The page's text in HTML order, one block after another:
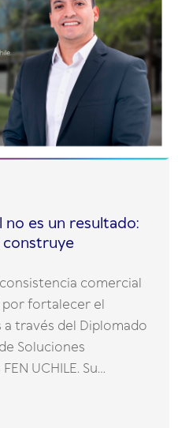
no es un resultado:
construye
comercial
por fortalecer el
través del Diplomado
Soluciones
UCHILE. Su...